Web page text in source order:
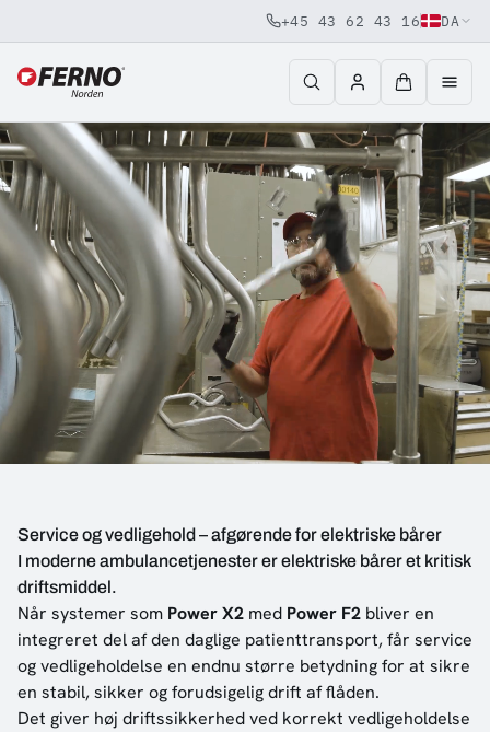
Jump to content
+45 43 62 43 16 DA
Service og vedligehold – afgørende for elektriske bårer
I moderne ambulancetjenester er elektriske bårer et kritisk
driftsmiddel.
Når systemer som Power X2 med Power F2 bliver en
integreret del af den daglige patienttransport, får service
og vedligeholdelse en endnu større betydning for at sikre
en stabil, sikker og forudsigelig drift af flåden.
Det giver høj driftssikkerhed ved korrekt vedligeholdelse